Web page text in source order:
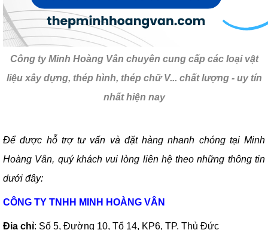
Công ty Minh Hoàng Vân chuyên cung cấp các loại vật
liệu xây dựng, thép hình, thép chữ V... chất lượng - uy tín
nhất hiện nay
Để được hỗ trợ tư vấn và đặt hàng nhanh chóng tại Minh
Hoàng Vân, quý khách vui lòng liên hệ theo những thông tin
dưới đây:
CÔNG TY TNHH MINH HOÀNG VÂN
Địa chỉ: Số 5, Đường 10, Tổ 14, KP6, TP. Thủ Đức